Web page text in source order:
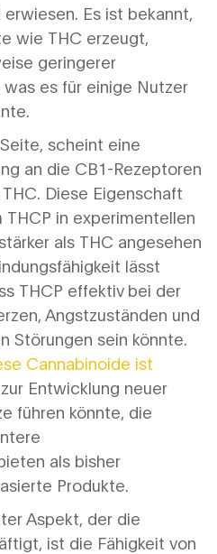
Es ist bekannt,
wie THC erzeugt,
geringerer
es für einige Nutzer
scheint eine
an die CB1-Rezeptoren
Diese Eigenschaft
THCP in experimentellen
als THC angesehen
lässt
THCP effektiv bei der
Angstzuständen und
Störungen sein könnte.
Cannabinoide ist
Entwicklung neuer
führen könnte, die
als bisher
Produkte.
Aspekt, der die
ist die Fähigkeit von